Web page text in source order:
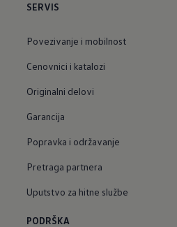
SERVIS
Povezivanje i mobilnost
Cenovnici i katalozi
Originalni delovi
Garancija
Popravka i održavanje
Pretraga partnera
Uputstvo za hitne službe
PODRŠKA